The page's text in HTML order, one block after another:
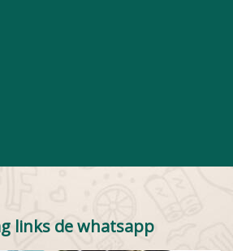
links de whatsapp